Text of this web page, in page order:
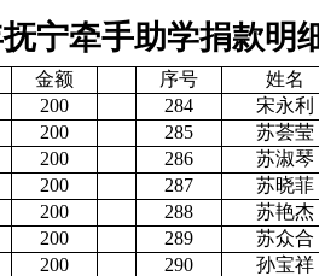
宁牵手助学捐款明
金额 序号
姓名
200 284
宋永利
200 285
苏荟莹
200 286
苏淑琴
200 287
苏晓菲
200 288
苏艳杰
200 289
苏众合
200 290
孙宝祥